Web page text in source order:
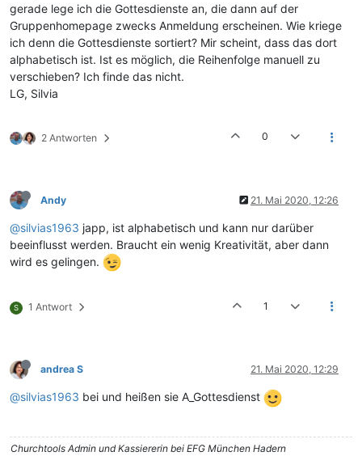
gerade lege ich die Gottesdienste an, die dann auf der
Gruppenhomepage zwecks Anmeldung erscheinen. Wie kriege
ich denn die Gottesdienste sortiert? Mir scheint, dass das dort
alphabetisch ist. Ist es möglich, die Reihenfolge manuell zu
verschieben? Ich finde das nicht.
LG, Silvia
2 Antworten 0
Andy 21. Mai 2020, 12:26
@silvias1963 japp, ist alphabetisch und kann nur darüber
beeinflusst werden. Braucht ein wenig Kreativität, aber dann
wird es gelingen.
S 1 Antwort 1
andrea S 21. Mai 2020, 12:29
@silvias1963 bei und heißen sie A_Gottesdienst
Churchtools Admin und Kassiererin bei EFG München Hadern